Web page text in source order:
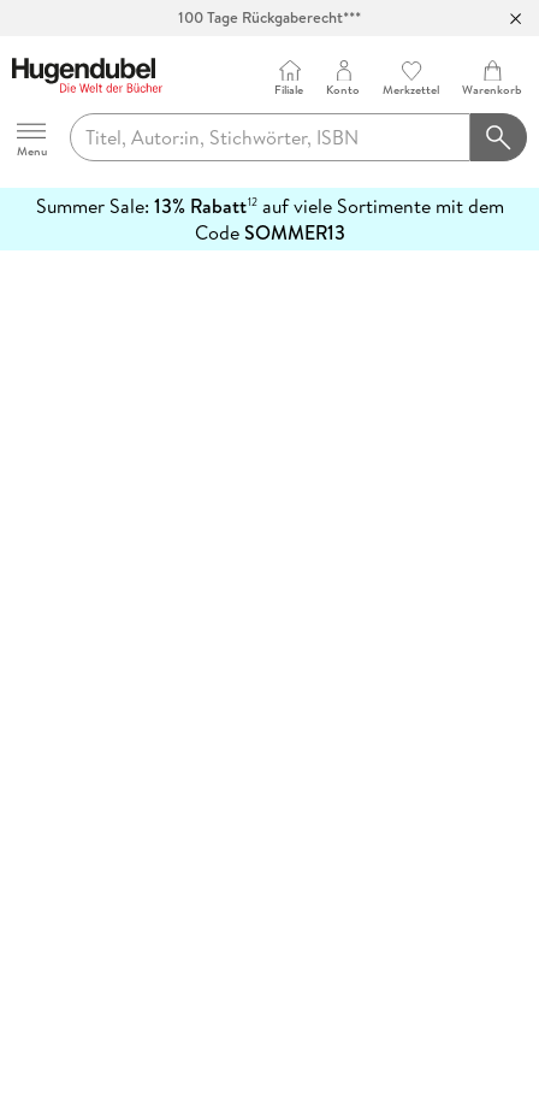
100 Tage Rückgaberecht***
Hugendubel
Menu
Filiale Konto Merkzettel Warenkorb
Summer Sale: 13% Rabatt12auf viele Sortimente mit dem
CodeSOMMER13
erfahren